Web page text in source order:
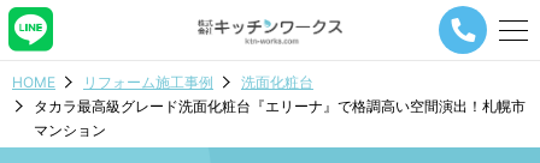
メ
ー
ビ
HOME リフォーム施工事例
洗面化粧台
タカラ最高級グレード洗面化粧台『エリーナ』で格調高い空間演出！札幌市
マンション